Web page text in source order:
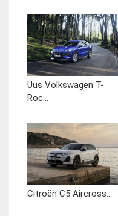
Uus Volkswagen T-
Roc...
Citroën C5 Aircross...